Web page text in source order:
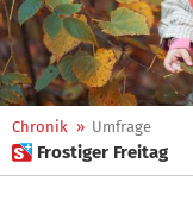
Chronik » Umfrage
 Frostiger Freitag